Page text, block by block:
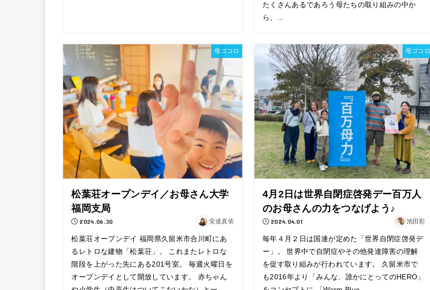
たくさんあるであろう母たちの取り組みの中か
ら、...
母ゴコロ
松葉荘オープンデイ／お母さん大学
福岡支局
2024.06.30 安達真依
松葉荘オープンデイ 福岡県久留米市合川町にあ
るレトロな建物「松葉荘」。 これまたレトロな
階段を上がった先にある201号室。 毎週火曜日を
オープンデイとして開放しています。 赤ちゃん
母ゴコロ
4月2日は世界自閉症啓発デー百万人
のお母さんの力をつなげよう♪
2024.04.01 池田彩
毎年４月２日は国連が定めた「世界自閉症啓発デ
ー」。 世界中で自閉症やその他発達障害の理解
を促す取り組みが行われています。 久留米市で
も2016年より「みんな、誰かにとってのHERO」